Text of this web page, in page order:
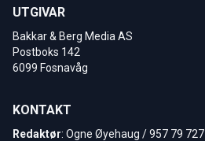
UTGIVAR
Bakkar & Berg Media AS
Postboks 142
6099 Fosnavåg
KONTAKT
Redaktør: Ogne Øyehaug / 957 79 727